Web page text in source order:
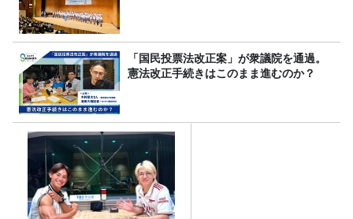
「国民投票法改正案」が衆議院を通過。
憲法改正手続きはこのまま進むのか？